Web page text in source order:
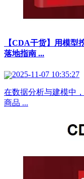
【CDA干货】用模型
落地指南 ...
2025-11-07 10:35:27
在数据分析与建模中
商品 ...